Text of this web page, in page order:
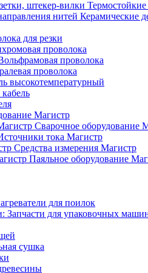
Керамические
для резки
проволока
проволока
проволока
высокотемпературный
Магистр
Сварочное оборудование
тока Магистр
Средства измерения Магистр
Паяльное оборудование
для поилок
сушка